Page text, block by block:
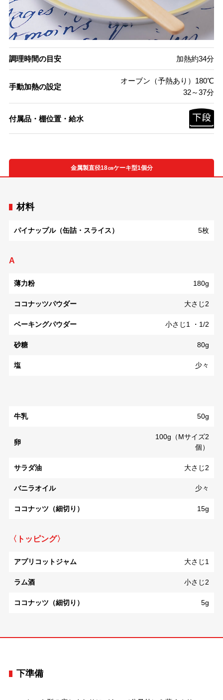
調理時間の目安 加熱約34分
手動加熱の設定
オーブン（予熱あり）180℃
32～37分
付属品・棚位置・給水
金属製直径18㎝ケーキ型1個分
材料
パイナップル（缶詰・スライス） 5枚
A
薄力粉 180g
ココナッツパウダー 大さじ2
ベーキングパウダー 小さじ1 ・1/2
砂糖 80g
塩 少々
牛乳 50g
卵
100g（Mサイズ2
個）
サラダ油 大さじ2
バニラオイル 少々
ココナッツ（細切り） 15g
〈トッピング〉
アプリコットジャム 大さじ1
ラム酒 小さじ2
ココナッツ（細切り） 5g
下準備